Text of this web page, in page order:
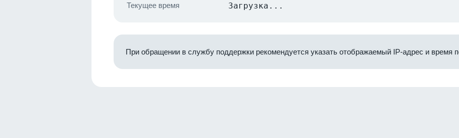
Текущее время Загрузка...
При обращении в службу поддержки рекомендуется указать отображаемый IP-адрес и время